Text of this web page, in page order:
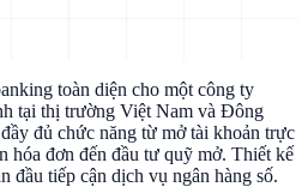
toàn diện cho một công ty
tại thị trường Việt Nam và Đông
đủ chức năng từ mở tài khoản trực
hóa đơn đến đầu tư quỹ mở. Thiết kế
tiếp cận dịch vụ ngân hàng số.